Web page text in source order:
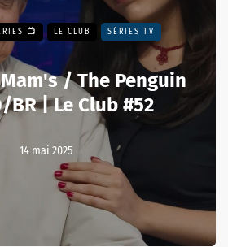
📺 LE CLUB SÉRIES TV
/ The Penguin
BR | Le Club #52
14 mai 2025